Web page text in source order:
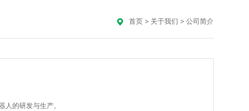
首页 > 关于我们 > 公司简介
的研发与生产。